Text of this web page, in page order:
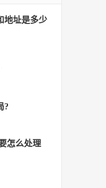
地址是多少
?
怎么处理